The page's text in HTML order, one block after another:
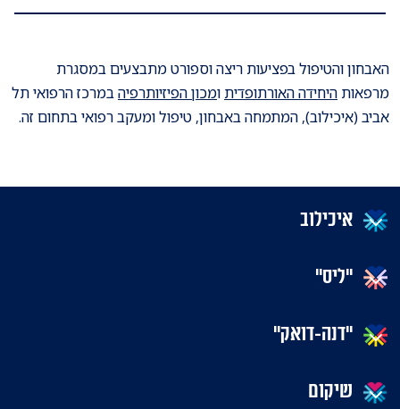
האבחון והטיפול בפציעות ריצה וספורט מתבצעים במסגרת
מרפאותהיחידה האורתופדיתומכון הפיזיותרפיהבמרכז הרפואי תל
אביב (איכילוב), המתמחה באבחון, טיפול ומעקב רפואי בתחום זה.
איכילוב
"ליס"
"דנה-דואק"
שיקום